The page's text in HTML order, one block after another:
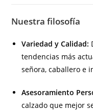
Nuestra filosofía
Variedad y Calidad:
tendencias más
señora, caballero e
Asesoramiento
calzado que mejor